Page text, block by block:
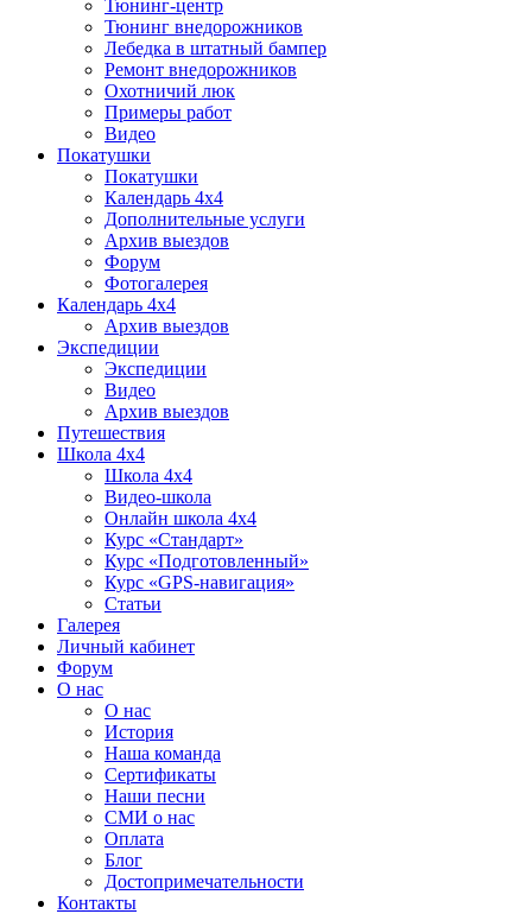
Тюнинг-центр
Тюнинг внедорожников
Лебедка в штатный бампер
Ремонт внедорожников
Охотничий люк
Примеры работ
Видео
Покатушки
Покатушки
Календарь 4х4
Дополнительные услуги
Архив выездов
Форум
Фотогалерея
Календарь 4х4
Архив выездов
Экспедиции
Экспедиции
Видео
Архив выездов
Путешествия
Школа 4х4
Школа 4х4
Видео-школа
Онлайн школа 4х4
Курс «Стандарт»
Курс «Подготовленный»
Курс «GPS-навигация»
Статьи
Галерея
Личный кабинет
Форум
О нас
О нас
История
Наша команда
Сертификаты
Наши песни
СМИ о нас
Оплата
Блог
Достопримечательности
Контакты